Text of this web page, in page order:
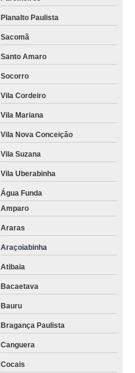
Planalto Paulista
Sacomã
Santo Amaro
Socorro
Vila Cordeiro
Vila Mariana
Vila Nova Conceição
Vila Suzana
Vila Uberabinha
Água Funda
Amparo
Araras
Araçoiabinha
Atibaia
Bacaetava
Bauru
Bragança Paulista
Canguera
Cocais